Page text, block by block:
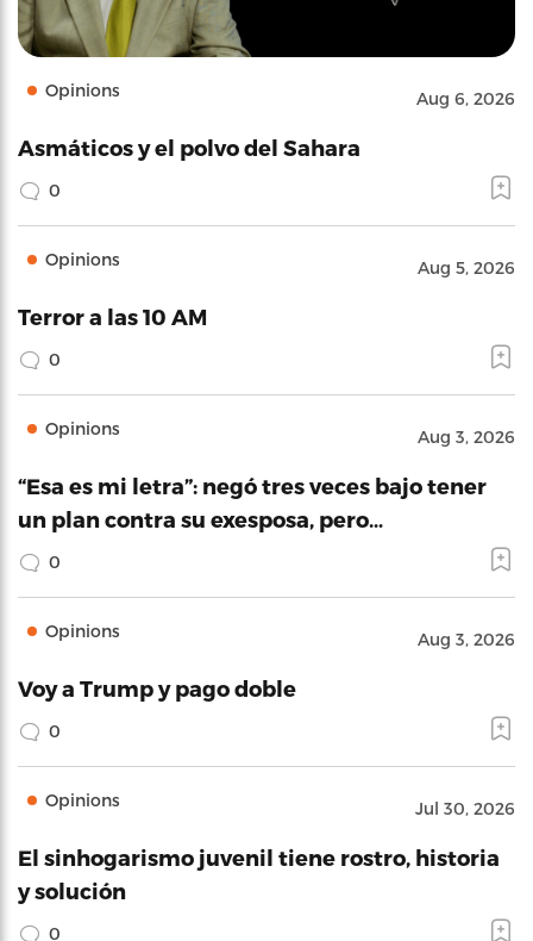
Opinions Aug 6, 2026
Asmáticos y el polvo del Sahara
0
Opinions Aug 5, 2026
Terror a las 10 AM
0
Opinions Aug 3, 2026
“Esa es mi letra”: negó tres veces bajo tener
un plan contra su exesposa, pero…
0
Opinions Aug 3, 2026
Voy a Trump y pago doble
0
Opinions Jul 30, 2026
El sinhogarismo juvenil tiene rostro, historia
y solución
0